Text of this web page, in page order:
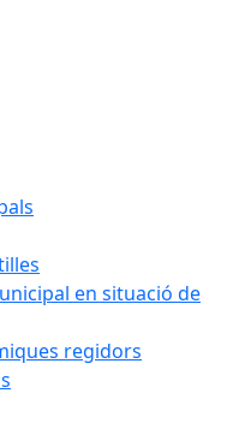
en situació de
regidors